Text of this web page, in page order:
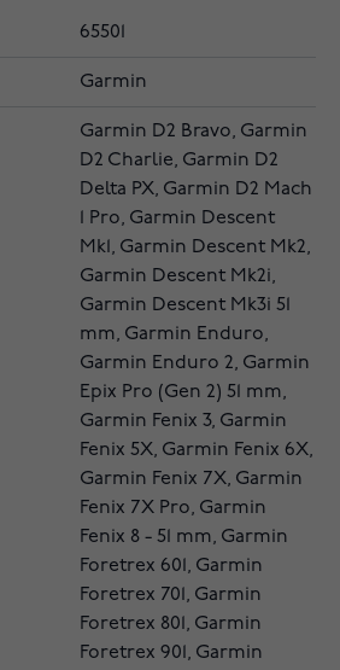
65501
Garmin
Garmin D2 Bravo, Garmin
D2 Charlie, Garmin D2
Delta PX, Garmin D2 Mach
1 Pro, Garmin Descent
Mk1, Garmin Descent Mk2,
Garmin Descent Mk2i,
Garmin Descent Mk3i 51
mm, Garmin Enduro,
Garmin Enduro 2, Garmin
Epix Pro (Gen 2) 51 mm,
Garmin Fenix 3, Garmin
Fenix 5X, Garmin Fenix 6X,
Garmin Fenix 7X, Garmin
Fenix 7X Pro, Garmin
Fenix 8 - 51 mm, Garmin
Foretrex 601, Garmin
Foretrex 701, Garmin
Foretrex 801, Garmin
Foretrex 901, Garmin